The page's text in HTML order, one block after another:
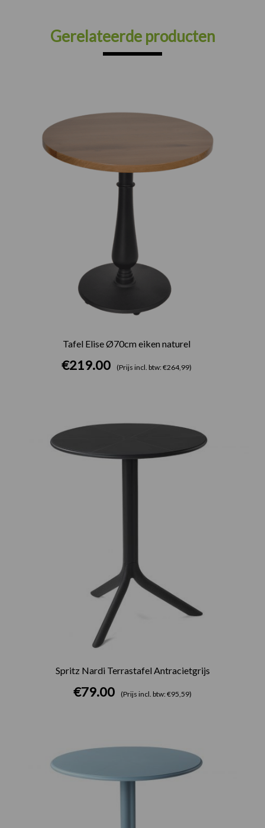
Gerelateerde producten
Tafel Elise Ø70cm eiken naturel
€219.00 (Prijs incl. btw: €264,99)
Spritz Nardi Terrastafel Antracietgrijs
€79.00 (Prijs incl. btw: €95,59)